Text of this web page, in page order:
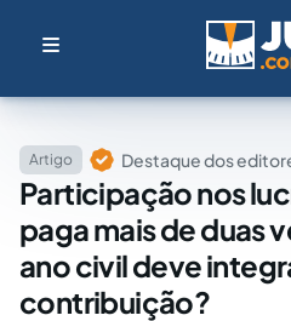
Artigo Destaque dos
Participação nos
paga mais de duas
ano civil deve
contribuição?